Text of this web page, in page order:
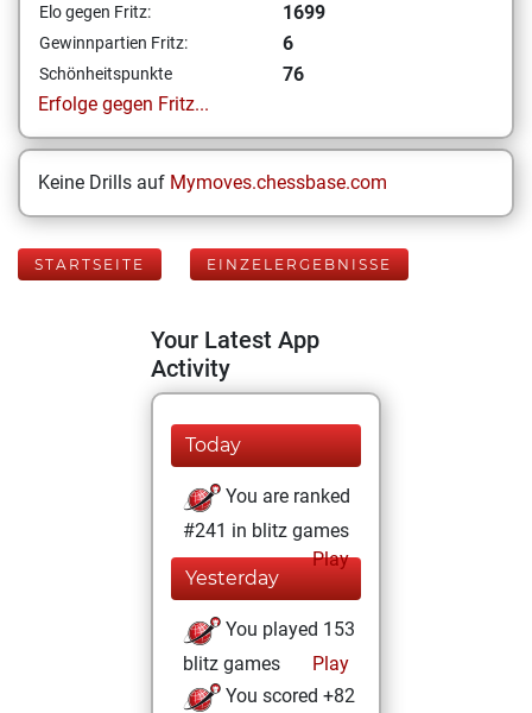
Elo gegen Fritz: 1699
Gewinnpartien Fritz: 6
Schönheitspunkte
76
Erfolge gegen Fritz...
Keine Drills auf Mymoves.chessbase.com
STARTSEITE EINZELERGEBNISSE
Your Latest App
Activity
Today
You are ranked
#241 in blitz games
Play
Yesterday
You played 153
blitz games
Play
You scored +82